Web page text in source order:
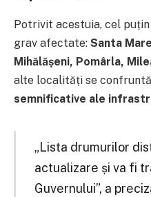
Potrivit acestuia, cel
grav afectate: Santa
Mihălășeni, Pomârla,
alte localități se
semnificative ale
„Lista drumurilor
actualizare și va fi
Guvernului”, a